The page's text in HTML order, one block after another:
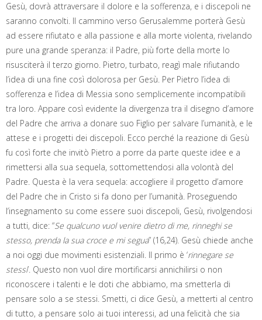
Gesù, dovrà attraversare il dolore e la sofferenza, e i discepoli ne
saranno convolti. Il cammino verso Gerusalemme porterà Gesù
ad essere rifiutato e alla passione e alla morte violenta, rivelando
pure una grande speranza: il Padre, più forte della morte lo
risusciterà il terzo giorno. Pietro, turbato, reagì male rifiutando
l’idea di una fine così dolorosa per Gesù. Per Pietro l’idea di
sofferenza e l’idea di Messia sono semplicemente incompatibili
tra loro. Appare così evidente la divergenza tra il disegno d’amore
del Padre che arriva a donare suo Figlio per salvare l’umanità, e le
attese e i progetti dei discepoli. Ecco perché la reazione di Gesù
fu così forte che invitò Pietro a porre da parte queste idee e a
rimettersi alla sua sequela, sottomettendosi alla volontà del
Padre. Questa è la vera sequela: accogliere il progetto d’amore
del Padre che in Cristo si fa dono per l’umanità. Proseguendo
l’insegnamento su come essere suoi discepoli, Gesù, rivolgendosi
a tutti, dice: “Se qualcuno vuol venire dietro di me, rinneghi se
stesso, prenda la sua croce e mi segua” (16,24). Gesù chiede anche
a noi oggi due movimenti esistenziali. Il primo è ‘rinnegare se
stessi’. Questo non vuol dire mortificarsi annichilirsi o non
riconoscere i talenti e le doti che abbiamo, ma smetterla di
pensare solo a se stessi. Smetti, ci dice Gesù, a metterti al centro
di tutto, a pensare solo ai tuoi interessi, ad una felicità che sia